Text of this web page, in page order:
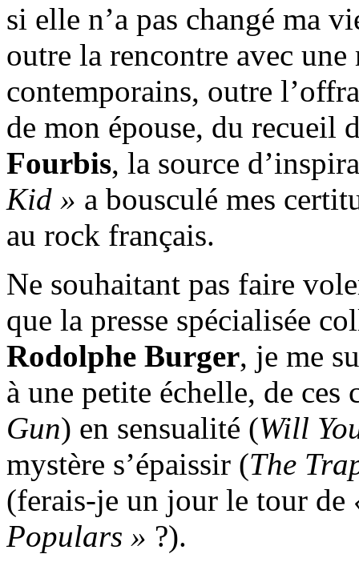
si elle n’a pas changé ma
outre la rencontre avec
contemporains, outre
de mon épouse, du recueil
Fourbis, la source
Kid » a bousculé mes
au rock français.
Ne souhaitant pas faire
que la presse spécialisée
Rodolphe Burger, je me
à une petite échelle, de
Gun) en sensualité (Will
mystère s’épaissir (The
(ferais-je un jour le tour de
Populars » ?).